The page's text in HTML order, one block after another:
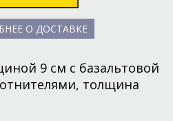
О ДОСТАВКЕ
9 см с базальтовой
толщина